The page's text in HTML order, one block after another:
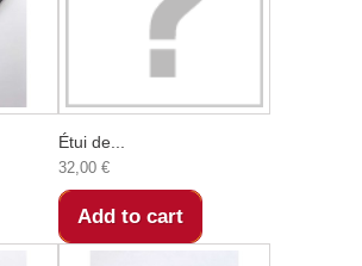
Étui de...
32,00 €
Add to cart